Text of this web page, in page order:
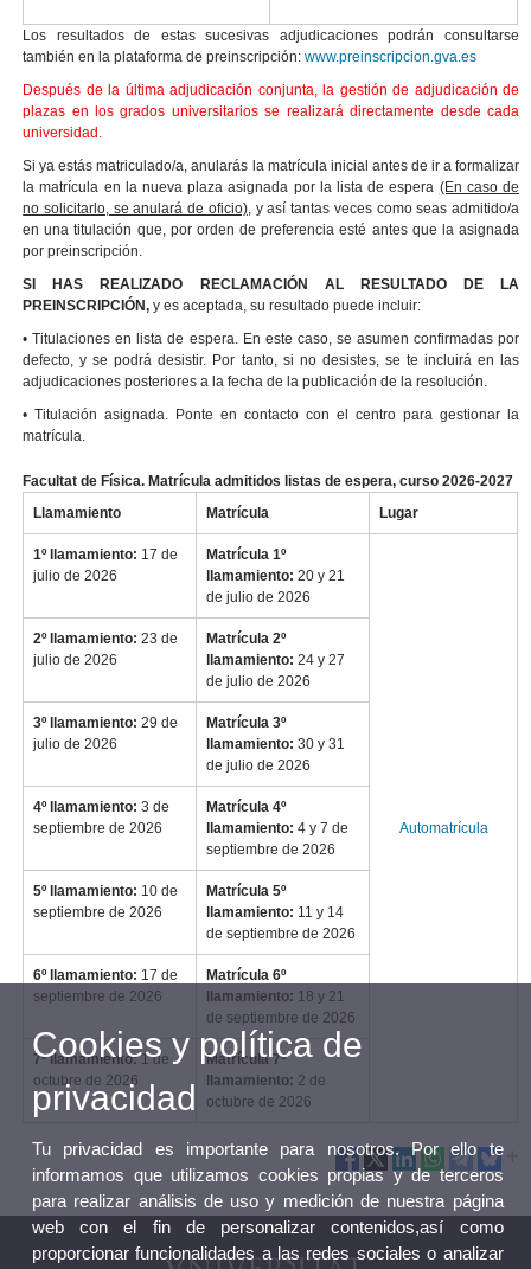
Los resultados de estas sucesivas adjudicaciones podrán consultarse
también en la plataforma de preinscripción: www.preinscripcion.gva.es
Después de la última adjudicación conjunta, la gestión de adjudicación de
plazas en los grados universitarios se realizará directamente desde cada
universidad.
Si ya estás matriculado/a, anularás la matrícula inicial antes de ir a formalizar
la matrícula en la nueva plaza asignada por la lista de espera (En caso de
no solicitarlo, se anulará de oficio), y así tantas veces como seas admitido/a
en una titulación que, por orden de preferencia esté antes que la asignada
por preinscripción.
SI HAS REALIZADO RECLAMACIÓN AL RESULTADO DE LA
PREINSCRIPCIÓN,y es aceptada, su resultado puede incluir:
• Titulaciones en lista de espera. En este caso, se asumen confirmadas por
defecto, y se podrá desistir. Por tanto, si no desistes, se te incluirá en las
adjudicaciones posteriores a la fecha de la publicación de la resolución.
• Titulación asignada. Ponte en contacto con el centro para gestionar la
matrícula.
Facultat de Física. Matrícula admitidos listas de espera, curso 2026-2027
Llamamiento
Matrícula Lugar
1º llamamiento: 17 de
julio de 2026
Matrícula 1º
llamamiento: 20 y 21
de julio de 2026
Automatrícula
2º llamamiento: 23 de
julio de 2026
Matrícula 2º
llamamiento: 24 y 27
de julio de 2026
3º llamamiento: 29 de
julio de 2026
Matrícula 3º
llamamiento: 30 y 31
de julio de 2026
4º llamamiento: 3 de
septiembre de 2026
Matrícula 4º
llamamiento: 4 y 7 de
septiembre de 2026
5º llamamiento: 10 de
septiembre de 2026
Matrícula 5º
llamamiento: 11 y 14
de septiembre de 2026
6º llamamiento: 17 de
septiembre de 2026
Matrícula 6º
llamamiento: 18 y 21
de septiembre de 2026
7º llamamiento:1 de
octubre de 2026
Matrícula 7º
llamamiento: 2 de
octubre de 2026
Cookies y política de
privacidad
Tu privacidad es importante para nosotros. Por ello te
informamos que utilizamos cookies propias y de terceros
para realizar análisis de uso y medición de nuestra página
web con el fin de personalizar contenidos,así como
proporcionar funcionalidades a las redes sociales o analizar